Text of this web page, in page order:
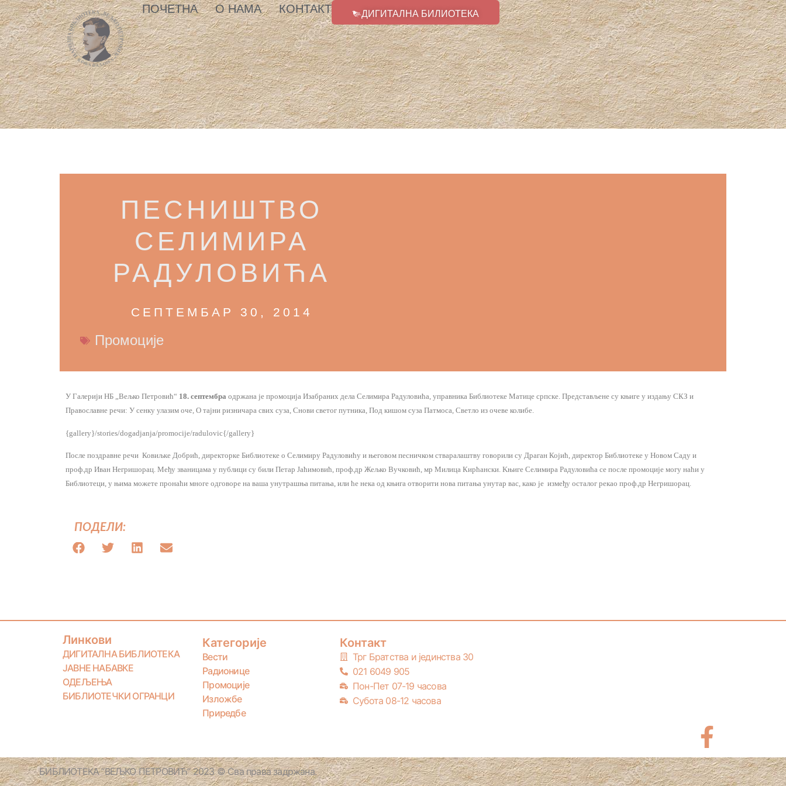
ПОЧЕТНА О НАМА КОНТАКТ ДИГИТАЛНА БИЛИОТЕКА
ПЕСНИШТВО
СЕЛИМИРА
РАДУЛОВИЋА
СЕПТЕМБАР 30, 2014
Промоције
У Галерији НБ „Вељко Петровић“ 18. септембра одржана је промоција Изабраних дела Селимира Радуловића, управника Библиотеке Матице српске. Представљене су књиге у издању СКЗ и
Православне речи: У сенку улазим оче, О тајни ризничара свих суза, Снови светог путника, Под кишом суза Патмоса, Светло из очеве колибе.
{gallery}/stories/dogadjanja/promocije/radulovic{/gallery}
После поздравне речи Ковиљке Добрић, директорке Библиотеке о Селимиру Радуловићу и његовом песничком стваралаштву говорили су Драган Којић, директор Библиотеке у Новом Саду и
проф.др Иван Негришорац. Међу званицама у публици су били Петар Јаћимовић, проф.др Жељко Вучковић, мр Милица Кирћански. Kњиге Селимира Радуловића се после промоције могу наћи у
Библиотеци, у њима можете пронаћи многе одговоре на ваша унутрашња питања, или ће нека од књига отворити нова питања унутар вас, како је између осталог рекао проф.др Негришорац.
ПОДЕЛИ:
Линкови
ДИГИТАЛНА БИБЛИОТЕКА
ЈАВНЕ НАБАВКЕ
ОДЕЉЕЊА
БИБЛИОТЕЧКИ ОГРАНЦИ
Категорије
Вести
Радионице
Промоције
Изложбе
Приредбе
Контакт
Трг Братства и јединства 30
021 6049 905
Пон-Пет 07-19 часова
Субота 08-12 часова
БИБЛИОТЕКА ”ВЕЉКО ПЕТРОВИЋ” 2023 © Сва права задржана.